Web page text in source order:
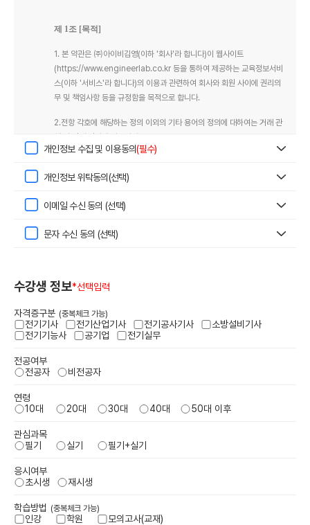
제 1조 [목적]
1. 본 약관은 ㈜아이비김영(이하 '회사'라 합니다)이 웹사이트
( https://www.engineerlab.co.kr 등을 통하여 제공하는 교육정보서비
스(이하 '서비스'라 합니다)의 이용과 관련하여 회사와 회원 사이에 권리의
무 및 책임사항 등을 규정함을 목적으로 합니다.
2.전항 각호에 해당하는 정의 이외의 기타 용어의 정의에 대하여는 거래 관
본 약관에서 사용하는 용어의 정의는 다음과 같습니다.
“이용자”라 함은 “회사”의 웹사이트에 접속하여 본 약관에 따라 “회사”가
“회원”이라 함은 회사의 웹사이트에 접속하여 본 약관에 동의함으로써 회
사와 이용계약을 체결하고 아이디(ID)를 부여 받은 자로서 회사가 제공하
는 정보와 서비스를 지속적으로 이용할 수 있는 자를 말합니다.
률 제2조 제1항 제1호의 규정에 의한 정보통신망에서 사용되는 부호ㆍ문자
다.
거나 회사가 부여한 문자 또는 숫자의 조합을 말합니다.
원임을 확인하고, 회원 개인정보 보호를 위하여 회원 자신이 정한 문자 또
개인정보 수집 및 이용동의(필수)
개인정보 위탁동의(선택)
이메일 수신 동의 (선택)
문자 수신 동의 (선택)
수강생 정보*선택입력
자격증구분 (중복체크 가능)
전기기사 전기산업기사 전기공사기사
소방설비기사
전기기능사
공기업 전기실무
전공여부
전공자
비전공자
연령
10대
20대 30대 40대 50대 이후
관심과목
필기
실기 필기+실기
응시여부
초시생
재시생
학습방법 (중복체크 가능)
인강 학원 모의고사(교재)